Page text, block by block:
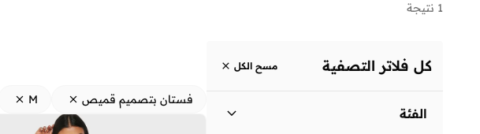
1 نتيجة
كل فلاتر التصفية مسح الكل
الفئة
فستان بتصميم قميص M